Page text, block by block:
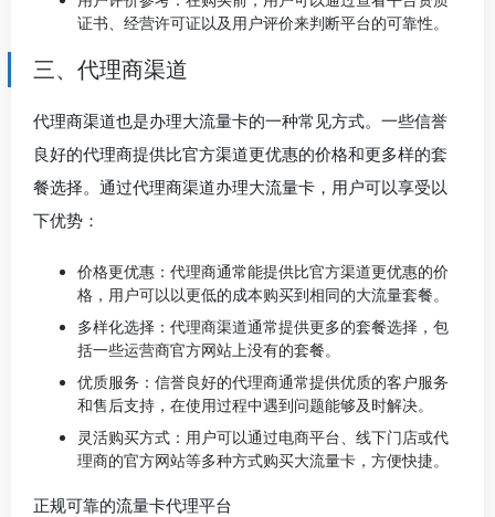
证书、经营许可证以及用户评价来判断平台的可靠性。
三、代理商渠道
代理商渠道也是办理大流量卡的一种常见方式。一些信誉
良好的代理商提供比官方渠道更优惠的价格和更多样的套
餐选择。通过代理商渠道办理大流量卡，用户可以享受以
下优势：
价格更优惠：代理商通常能提供比官方渠道更优惠的价
格，用户可以以更低的成本购买到相同的大流量套餐。
多样化选择：代理商渠道通常提供更多的套餐选择，包
括一些运营商官方网站上没有的套餐。
优质服务：信誉良好的代理商通常提供优质的客户服务
和售后支持，在使用过程中遇到问题能够及时解决。
灵活购买方式：用户可以通过电商平台、线下门店或代
理商的官方网站等多种方式购买大流量卡，方便快捷。
正规可靠的流量卡代理平台